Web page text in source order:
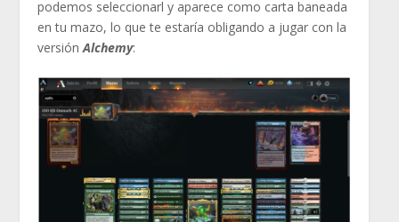
podemos seleccionarl y aparece como carta baneada
en tu mazo, lo que te estaría obligando a jugar con la
versiónAlchemy: